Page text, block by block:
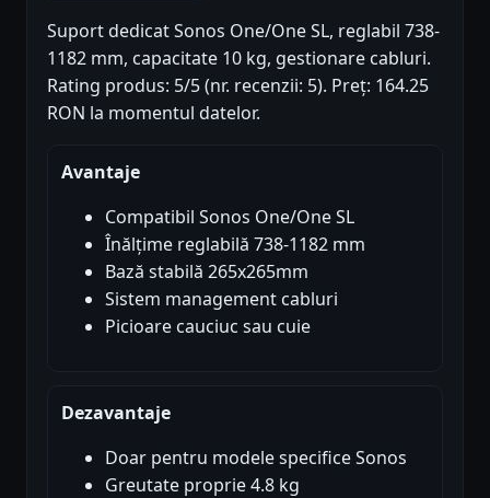
Suport dedicat Sonos One/One SL, reglabil 738-
1182 mm, capacitate 10 kg, gestionare cabluri.
Rating produs: 5/5 (nr. recenzii: 5). Preț: 164.25
RON la momentul datelor.
Avantaje
Compatibil Sonos One/One SL
Înălțime reglabilă 738-1182 mm
Bază stabilă 265x265mm
Sistem management cabluri
Picioare cauciuc sau cuie
Dezavantaje
Doar pentru modele specifice Sonos
Greutate proprie 4.8 kg